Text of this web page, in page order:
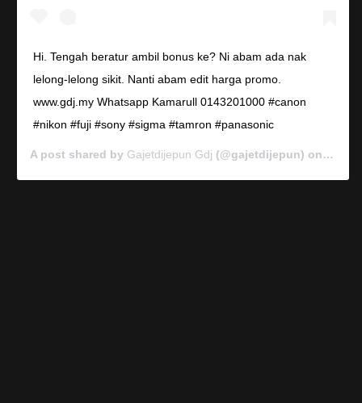
Hi. Tengah beratur ambil bonus ke? Ni abam ada nak
lelong-lelong sikit. Nanti abam edit harga promo.
www.gdj.my Whatsapp Kamarull 0143201000 #canon
#nikon #fuji #sony #sigma #tamron #panasonic
A post shared by Gajetdijepun Gdj (@gajetdijepun) on Jan 7,